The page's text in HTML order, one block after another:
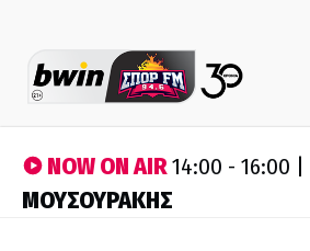
NOW ON AIR14:00 - 16:00 |
ΜΟΥΣΟΥΡΑΚΗΣ